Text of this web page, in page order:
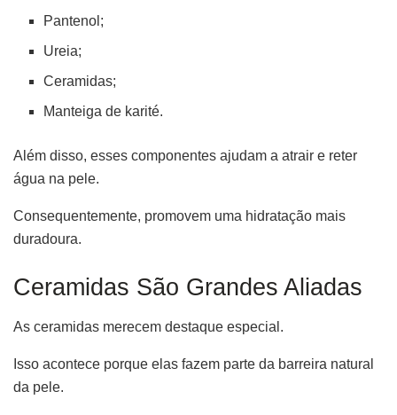
Pantenol;
Ureia;
Ceramidas;
Manteiga de karité.
Além disso, esses componentes ajudam a atrair e reter
água na pele.
Consequentemente, promovem uma hidratação mais
duradoura.
Ceramidas São Grandes Aliadas
As ceramidas merecem destaque especial.
Isso acontece porque elas fazem parte da barreira natural
da pele.